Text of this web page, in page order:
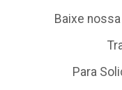
Baixe
Para